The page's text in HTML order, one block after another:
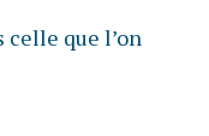
celle que l’on